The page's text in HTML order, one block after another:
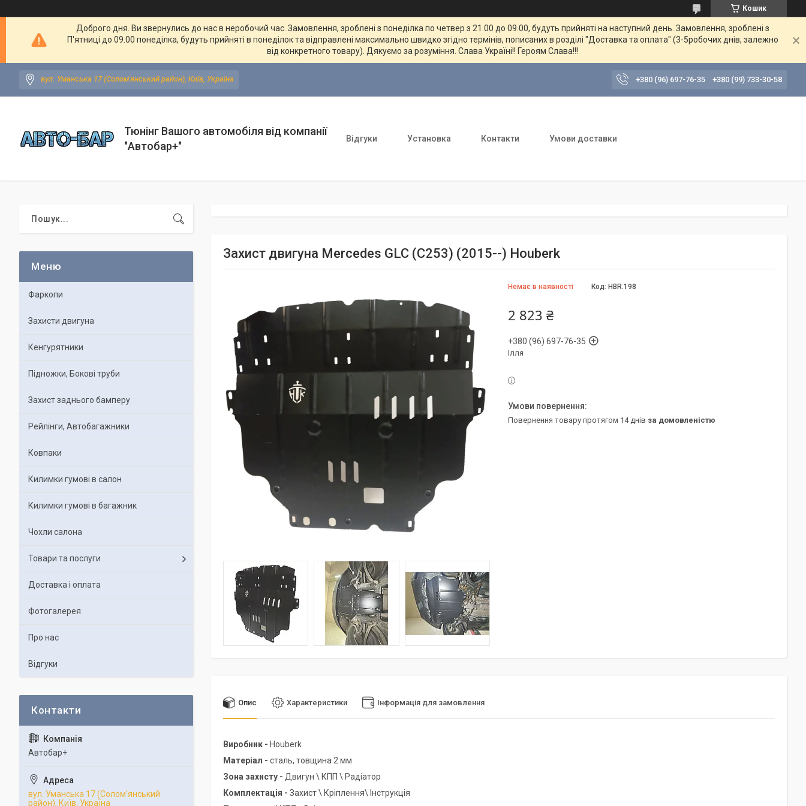
Кошик
Доброго дня. Ви звернулись до нас в неробочий час. Замовлення, зроблені з понеділка по четвер з 21.00 до 09.00, будуть прийняті на наступний день. Замовлення, зроблені з
П'ятниці до 09.00 понеділка, будуть прийняті в понеділок та відправлені максимально швидко згідно термінів, пописаних в розділі "Доставка та оплата" (3-5робочих днів, залежно
від конкретного товару). Дякуємо за розуміння. Слава Україні!! Героям Слава!!!
вул. Уманська 17 (Солом'янський район), Київ, Україна +380 (96) 697-76-35 +380 (99) 733-30-58
Тюнінг Вашого автомобіля від компанії
"Автобар+"
Відгуки Установка Контакти Умови доставки
Захист двигуна Mercedes GLC (C253) (2015--) Houberk
Немає в наявності Код: HBR.198
2 823 ₴
+380 (96) 697-76-35
Ілля
повернення товару протягом 14 днів за домовленістю
Опис Характеристики Інформація для замовлення
Виробник - Houberk
Матеріал - сталь, товщина 2 мм
Зона захисту - Двигун \ КПП \ Радіатор
Комплектація - Захист \ Кріплення\ Інструкція
Фаркопи
Захисти двигуна
Кенгурятники
Підножки, Бокові труби
Захист заднього бамперу
Рейлінги, Автобагажники
Ковпаки
Килимки гумові в салон
Килимки гумові в багажник
Чохли салона
Товари та послуги
Доставка і оплата
Фотогалерея
Про нас
Відгуки
Автобар+
вул. Уманська 17 (Солом'янський
район), Київ, Україна